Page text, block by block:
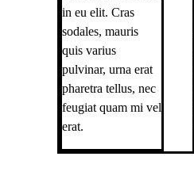
in eu elit. Cras
sodales, mauris
quis varius
pulvinar, urna erat
pharetra tellus, nec
feugiat quam mi vel
erat.